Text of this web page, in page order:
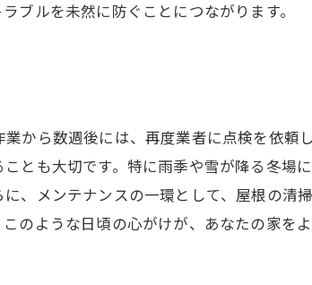
ブルを未然に防ぐことにつながります。
から数週後には、再度業者に点検を依頼
とも大切です。特に雨季や雪が降る冬場
、メンテナンスの一環として、屋根の清
のような日頃の心がけが、あなたの家を